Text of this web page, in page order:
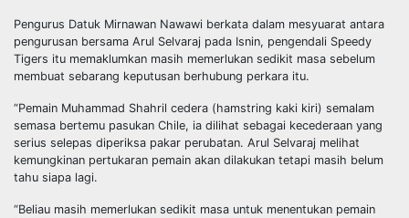
Pengurus Datuk Mirnawan Nawawi berkata dalam mesyuarat antara
pengurusan bersama Arul Selvaraj pada Isnin, pengendali Speedy
Tigers itu memaklumkan masih memerlukan sedikit masa sebelum
membuat sebarang keputusan berhubung perkara itu.
“Pemain Muhammad Shahril cedera (hamstring kaki kiri) semalam
semasa bertemu pasukan Chile, ia dilihat sebagai kecederaan yang
serius selepas diperiksa pakar perubatan. Arul Selvaraj melihat
kemungkinan pertukaran pemain akan dilakukan tetapi masih belum
tahu siapa lagi.
“Beliau masih memerlukan sedikit masa untuk menentukan pemain